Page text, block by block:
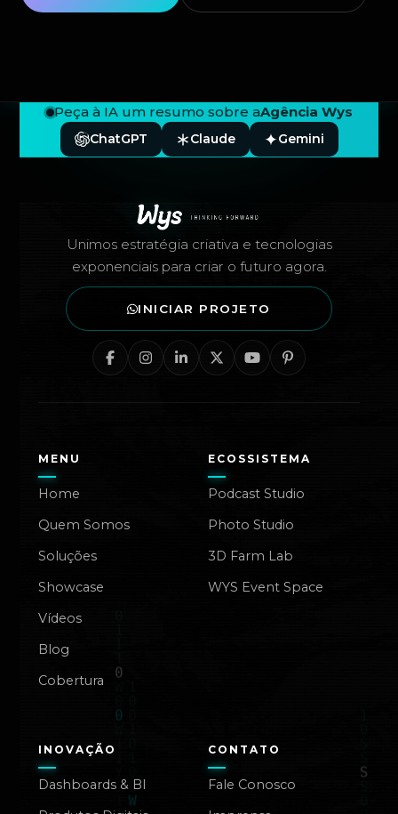
Peça à IA um resumo sobre aAgência Wys
ChatGPT Claude Gemini
Unimos estratégia criativa e tecnologias
exponenciais para criar o futuro agora.
INICIAR PROJETO
MENU
Home
Quem Somos
Soluções
Showcase
Vídeos
Blog
Cobertura
ECOSSISTEMA
Podcast Studio
Photo Studio
3D Farm Lab
WYS Event Space
INOVAÇÃO
Dashboards & BI
CONTATO
Fale Conosco